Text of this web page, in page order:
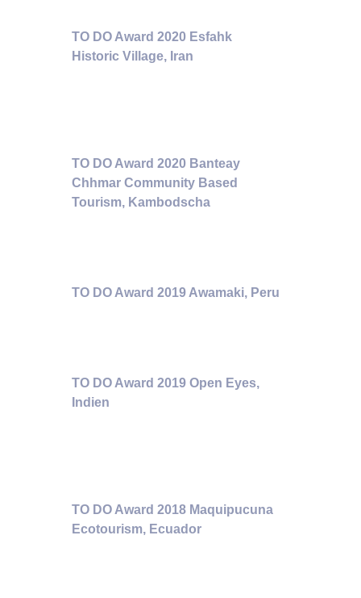
TO DO Award 2020 Esfahk
Historic Village, Iran
TO DO Award 2020 Banteay
Chhmar Community Based
Tourism, Kambodscha
TO DO Award 2019 Awamaki, Peru
TO DO Award 2019 Open Eyes,
Indien
TO DO Award 2018 Maquipucuna
Ecotourism, Ecuador